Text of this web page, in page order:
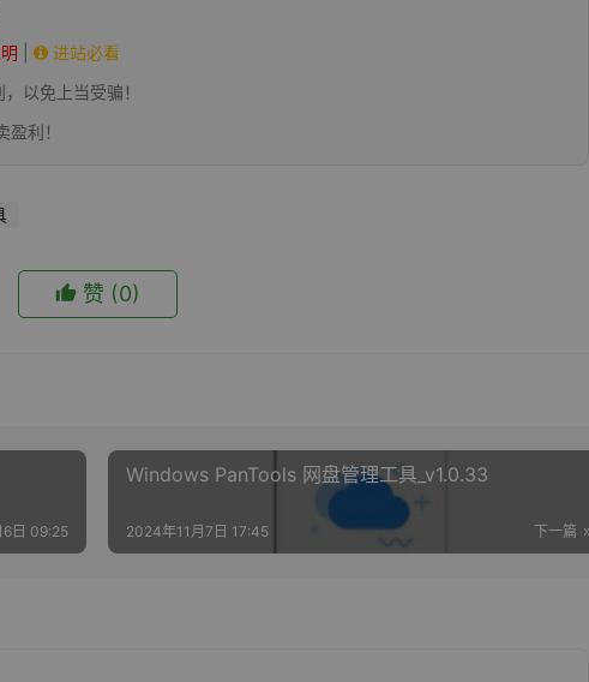
进站必看
以免上当受骗！
利！
赞 (0)
6日 09:25
Windows PanTools 网盘管理工具_v1.0.33
下一篇
2024年11月7日 17:45